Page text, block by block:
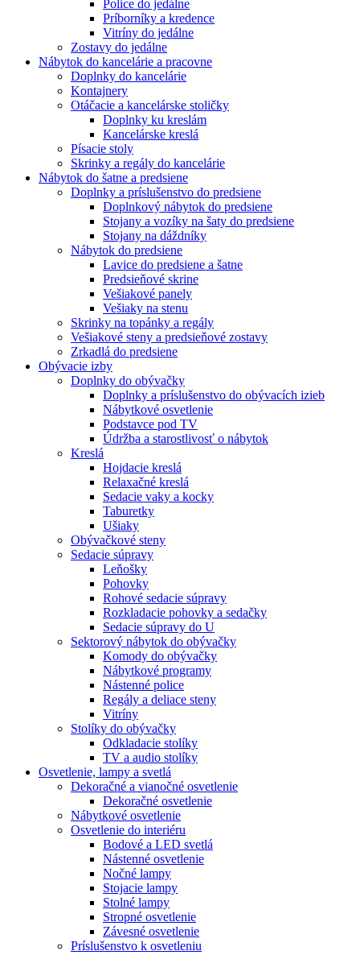
Police do jedálne
Príborníky a kredence
Vitríny do jedálne
Zostavy do jedálne
Nábytok do kancelárie a pracovne
Doplnky do kancelárie
Kontajnery
Otáčacie a kancelárske stoličky
Doplnky ku kreslám
Kancelárske kreslá
Písacie stoly
Skrinky a regály do kancelárie
Nábytok do šatne a predsiene
Doplnky a príslušenstvo do predsiene
Doplnkový nábytok do predsiene
Stojany a vozíky na šaty do predsiene
Stojany na dáždníky
Nábytok do predsiene
Lavice do predsiene a šatne
Predsieňové skrine
Vešiakové panely
Vešiaky na stenu
Skrinky na topánky a regály
Vešiakové steny a predsieňové zostavy
Zrkadlá do predsiene
Obývacie izby
Doplnky do obývačky
Doplnky a príslušenstvo do obývacích izieb
Nábytkové osvetlenie
Podstavce pod TV
Údržba a starostlivosť o nábytok
Kreslá
Hojdacie kreslá
Relaxačné kreslá
Sedacie vaky a kocky
Taburetky
Ušiaky
Obývačkové steny
Sedacie súpravy
Leňošky
Pohovky
Rohové sedacie súpravy
Rozkladacie pohovky a sedačky
Sedacie súpravy do U
Sektorový nábytok do obývačky
Komody do obývačky
Nábytkové programy
Nástenné police
Regály a deliace steny
Vitríny
Stolíky do obývačky
Odkladacie stolíky
TV a audio stolíky
Osvetlenie, lampy a svetlá
Dekoračné a vianočné osvetlenie
Dekoračné osvetlenie
Nábytkové osvetlenie
Osvetlenie do interiéru
Bodové a LED svetlá
Nástenné osvetlenie
Nočné lampy
Stojacie lampy
Stolné lampy
Stropné osvetlenie
Závesné osvetlenie
Príslušenstvo k osvetleniu